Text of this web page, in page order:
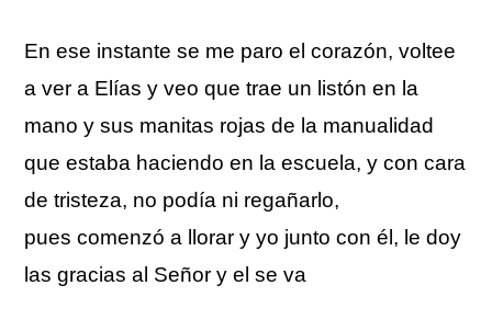
En ese instante se me paro el corazón, voltee
a ver a Elías y veo que trae un listón en la
mano y sus manitas rojas de la manualidad
que estaba haciendo en la escuela, y con cara
de tristeza, no podía ni regañarlo,
pues comenzó a llorar y yo junto con él, le doy
las gracias al Señor y el se va